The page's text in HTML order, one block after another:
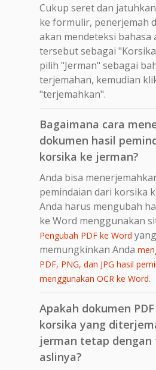
Cukup seret dan
ke formulir, penerjemah
akan mendeteksi bahasa
tersebut sebagai
pilih "Jerman" sebagai
terjemahan, kemudian
"terjemahkan".
Bagaimana cara
dokumen hasil
korsika ke jerman?
Anda bisa
pemindaian dari korsika
Anda harus mengubah
ke Word menggunakan
Pengubah PDF ke Word yang
memungkinkan Anda
PDF, PNG, dan JPG hasil
menggunakan OCR ke Word.
Apakah dokumen
korsika yang
jerman tetap
aslinya?